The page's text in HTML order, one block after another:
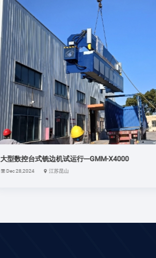
大型数控台式铣边机试运行---GMM-X4000
Dec 28,2024 江苏昆山